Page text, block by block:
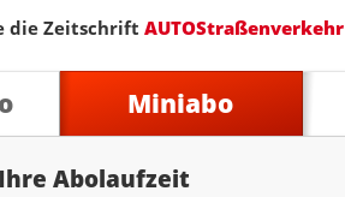
die Zeitschrift AUTOStraßenverkehr
Miniabo
Abolaufzeit